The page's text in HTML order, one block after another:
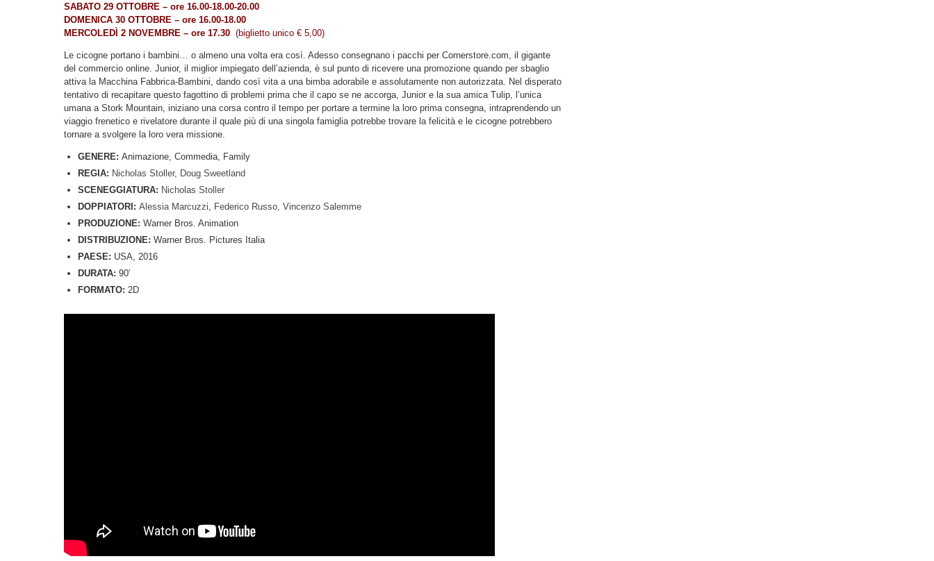
SABATO 29 OTTOBRE – ore 16.00-18.00-20.00
DOMENICA 30 OTTOBRE – ore 16.00-18.00
MERCOLEDÌ 2 NOVEMBRE – ore 17.30 (biglietto unico € 5,00)
Le cicogne portano i bambini… o almeno una volta era così. Adesso consegnano i pacchi per Cornerstore.com, il gigante
del commercio online. Junior, il miglior impiegato dell’azienda, è sul punto di ricevere una promozione quando per sbaglio
attiva la Macchina Fabbrica-Bambini, dando così vita a una bimba adorabile e assolutamente non autorizzata. Nel disperato
tentativo di recapitare questo fagottino di problemi prima che il capo se ne accorga, Junior e la sua amica Tulip, l’unica
umana a Stork Mountain, iniziano una corsa contro il tempo per portare a termine la loro prima consegna, intraprendendo un
viaggio frenetico e rivelatore durante il quale più di una singola famiglia potrebbe trovare la felicità e le cicogne potrebbero
tornare a svolgere la loro vera missione.
GENERE: Animazione, Commedia, Family
REGIA: Nicholas Stoller, Doug Sweetland
SCENEGGIATURA: Nicholas Stoller
DOPPIATORI: Alessia Marcuzzi, Federico Russo, Vincenzo Salemme
PRODUZIONE: Warner Bros. Animation
DISTRIBUZIONE: Warner Bros. Pictures Italia
PAESE: USA, 2016
DURATA: 90′
FORMATO: 2D